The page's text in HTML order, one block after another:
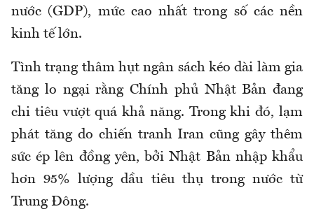
nước (GDP), mức cao nhất trong số các nền
kinh tế lớn.
Tình trạng thâm hụt ngân sách kéo dài làm gia
tăng lo ngại rằng Chính phủ Nhật Bản đang
chi tiêu vượt quá khả năng. Trong khi đó, lạm
phát tăng do chiến tranh Iran cũng gây thêm
sức ép lên đồng yên, bởi Nhật Bản nhập khẩu
hơn 95% lượng dầu tiêu thụ trong nước từ
Trung Đông.